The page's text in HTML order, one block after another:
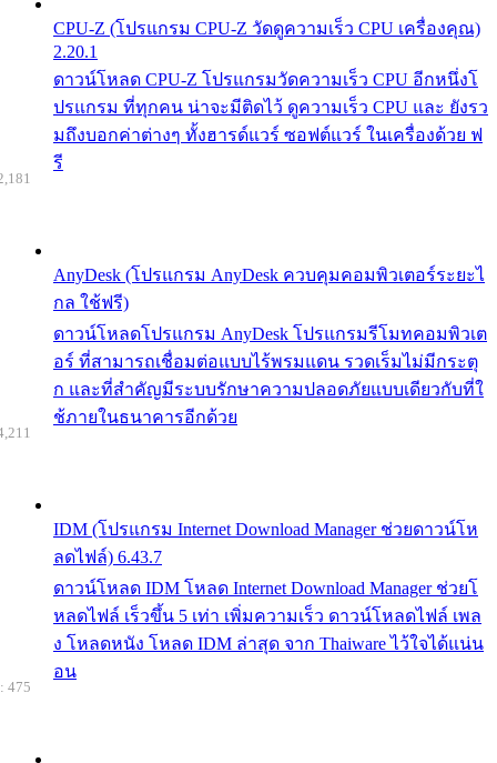
CPU-Z (โปรแกรม CPU-Z วัดดูความเร็ว CPU เครื่องคุณ)
2.20.1
ดาวน์โหลด CPU-Z โปรแกรมวัดความเร็ว CPU อีกหนึ่งโ
ปรแกรม ที่ทุกคน น่าจะมีติดไว้ ดูความเร็ว CPU และ ยังรว
มถึงบอกค่าต่างๆ ทั้งฮารด์แวร์ ซอฟต์แวร์ ในเครื่องด้วย ฟ
รี
AnyDesk (โปรแกรม AnyDesk ควบคุมคอมพิวเตอร์ระยะไ
กล ใช้ฟรี)
ดาวน์โหลดโปรแกรม AnyDesk โปรแกรมรีโมทคอมพิวเต
อร์ ที่สามารถเชื่อมต่อแบบไร้พรมแดน รวดเร็มไม่มีกระตุ
ก และที่สำคัญมีระบบรักษาความปลอดภัยแบบเดียวกับที่ใ
ช้ภายในธนาคารอีกด้วย
IDM (โปรแกรม Internet Download Manager ช่วยดาวน์โห
ลดไฟล์) 6.43.7
ดาวน์โหลด IDM โหลด Internet Download Manager ช่วยโ
หลดไฟล์ เร็วขึ้น 5 เท่า เพิ่มความเร็ว ดาวน์โหลดไฟล์ เพล
ง โหลดหนัง โหลด IDM ล่าสุด จาก Thaiware ไว้ใจได้แน่น
อน
475